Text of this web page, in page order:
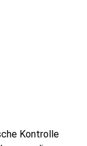
Kontrolle